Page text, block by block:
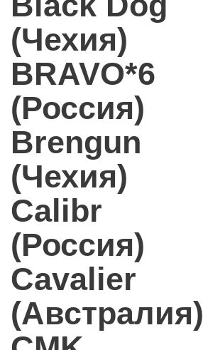
(Чехия)
BRAVO*6
(Россия)
Brengun
(Чехия)
Calibr
(Россия)
Cavalier
(Австралия)